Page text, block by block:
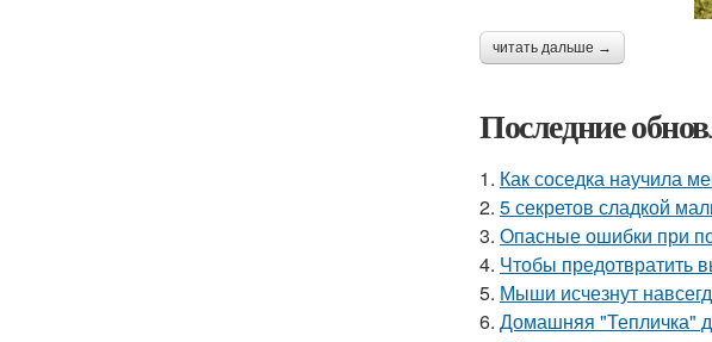
читать дальше →
Последние
1. Как соседка научила
2. 5 секретов сладкой
3. Опасные ошибки при
4. Чтобы предотвратить
5. Мыши исчезнут
6. Домашняя "Тепличка"